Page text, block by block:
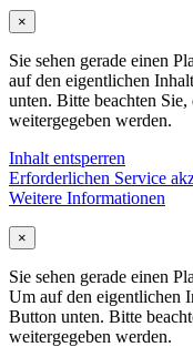
×
Sie sehen gerade einen
auf den eigentlichen
unten. Bitte beachten
weitergegeben werden.
Inhalt entsperren
Erforderlichen Service
Weitere Informationen
×
Sie sehen gerade einen
Um auf den eigentlichen
Button unten. Bitte
weitergegeben werden.